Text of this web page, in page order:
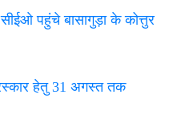
पहुंचे बासागुड़ा के कोत्तुर
हेतु 31 अगस्त तक